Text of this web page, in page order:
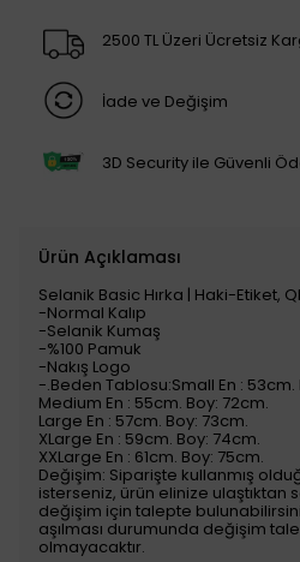
2500 TL Üzeri Ücretsiz
İade ve Değişim
3D Security ile Güvenli
Ürün Açıklaması
Selanik Basic Hırka | Haki-Etiket,
-Normal Kalıp
-Selanik Kumaş
-%100 Pamuk
-Nakış Logo
-.Beden Tablosu:Small En : 53cm.
Medium En : 55cm. Boy: 72cm.
Large En : 57cm. Boy: 73cm.
XLarge En : 59cm. Boy: 74cm.
XXLarge En : 61cm. Boy: 75cm.
Değişim: Siparişte kullanmış
isterseniz, ürün elinize ulaştıktan
değişim için talepte
aşılması durumunda değişim
olmayacaktır.